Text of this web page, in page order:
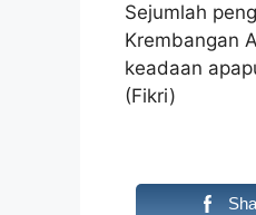
Sejumlah
Krembangan
keadaan
(Fikri)